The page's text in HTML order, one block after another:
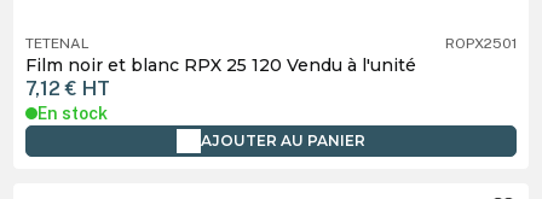
TETENAL ROPX2501
Film noir et blanc RPX 25 120 Vendu à l'unité
7,12 € HT
En stock
AJOUTER AU PANIER